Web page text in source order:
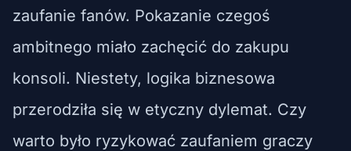
zaufanie fanów. Pokazanie czegoś
ambitnego miało zachęcić do zakupu
konsoli. Niestety, logika biznesowa
przerodziła się w etyczny dylemat. Czy
warto było ryzykować zaufaniem graczy